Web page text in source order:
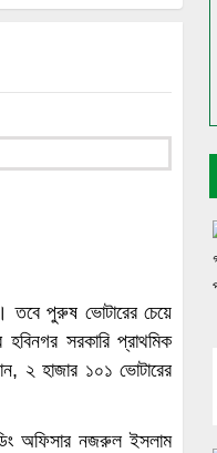
তবে পুরুষ ভোটারের চেয়ে
সরকারি প্রাথমিক
২ হাজার ১০১ ভোটারের
অফিসার নজরুল ইসলাম